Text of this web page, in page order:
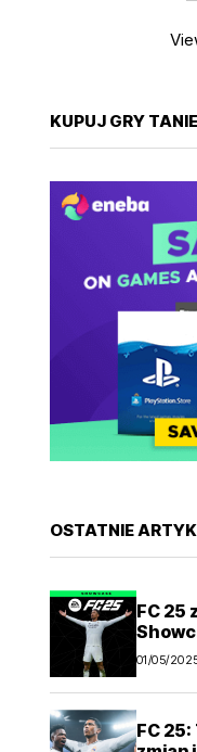
KUPUJ GRY
OSTATNIE
FC 25
gry
01/05/
FC 25: